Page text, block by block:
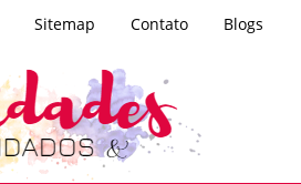
Sitemap Contato Blogs